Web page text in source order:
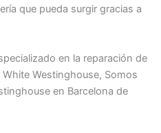
que pueda surgir gracias a
en la reparación de
Westinghouse, Somos
en Barcelona de